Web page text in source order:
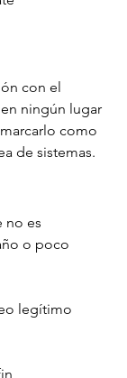
con el
ningún lugar
como
de sistemas.
no es
o poco
legítimo